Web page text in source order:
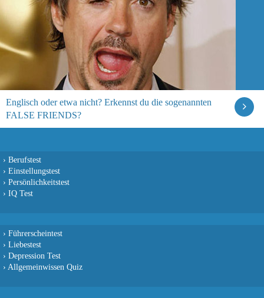
Englisch oder etwa nicht? Erkennst du die sogenannten
FALSE FRIENDS?
› Berufstest
› Einstellungstest
› Persönlichkeitstest
› IQ Test
› Führerscheintest
› Liebestest
› Depression Test
› Allgemeinwissen Quiz